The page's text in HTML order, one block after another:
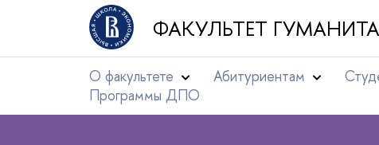
ФАКУЛЬТЕТ
О факультете Абитуриентам
Программы ДПО